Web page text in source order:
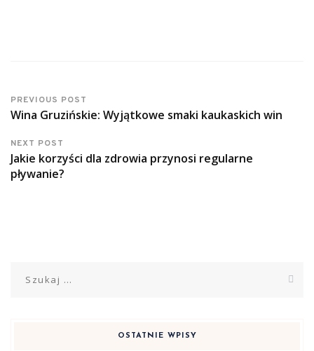
PREVIOUS POST
Wina Gruzińskie: Wyjątkowe smaki kaukaskich win
NEXT POST
Jakie korzyści dla zdrowia przynosi regularne
pływanie?
OSTATNIE WPISY